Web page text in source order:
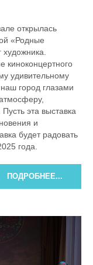
открылась
«Родные
художника.
киноконцертного
удивительному
город глазами
эта выставка
и
будет радовать
года.
ПОДРОБНЕЕ...